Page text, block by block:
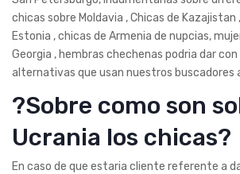
chicas sobre Moldavia , Chicas de Kazajistan
Estonia , chicas de Armenia de nupcias,
Georgia , hembras chechenas podria dar
alternativas que usan nuestros buscadores
?Sobre como son
Ucrania los chicas?
En caso de que estaria cliente referente a